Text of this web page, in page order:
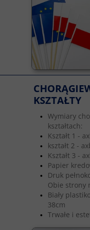
Wymiary
kształtach:
Kształt 1 -
kształt 2 -
Kształt 3 -
Papier
Druk
Obie strony
Biały
38cm
Trwałe i
KSZTAŁTY